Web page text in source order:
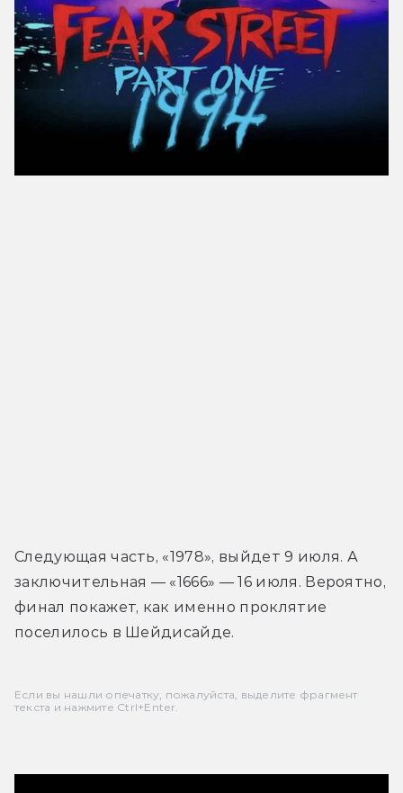
Следующая часть, «1978», выйдет 9 июля. А
заключительная — «1666» — 16 июля. Вероятно,
финал покажет, как именно проклятие
поселилось в Шейдисайде.
Если вы нашли опечатку, пожалуйста, выделите фрагмент
текста и нажмите Ctrl+Enter.